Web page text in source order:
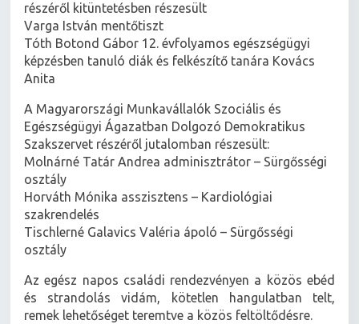
részéről kitüntetésben részesült
Varga István mentőtiszt
Tóth Botond Gábor 12. évfolyamos egészségügyi
képzésben tanuló diák és felkészítő tanára Kovács
Anita
A Magyarországi Munkavállalók Szociális és
Egészségügyi Ágazatban Dolgozó Demokratikus
Szakszervet részéről jutalomban részesült:
Molnárné Tatár Andrea adminisztrátor – Sürgősségi
osztály
Horváth Mónika asszisztens – Kardiológiai
szakrendelés
Tischlerné Galavics Valéria ápoló – Sürgősségi
osztály
Az egész napos családi rendezvényen a közös ebéd
és strandolás vidám, kötetlen hangulatban telt,
remek lehetőséget teremtve a közös feltöltődésre.